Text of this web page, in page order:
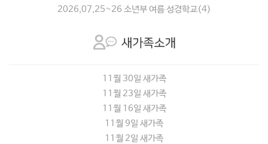
2026,07,25~26 소년부 여름 성경학교(4)
11월 30일 새가족
11월 23일 새가족
11월 16일 새가족
11월 9일 새가족
11월 2일 새가족